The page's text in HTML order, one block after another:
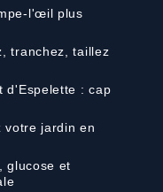
l'œil plus
tranchez, taillez
d'Espelette : cap
votre jardin en
glucose et